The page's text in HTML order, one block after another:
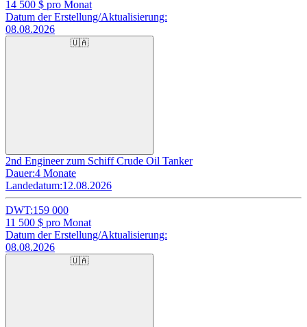
14 500 $ pro Monat
Datum der Erstellung/Aktualisierung:
08.08.2026
🇺🇦
2nd Engineer zum Schiff Crude Oil Tanker
Dauer:4 Monate
Landedatum:12.08.2026
DWT:159 000
11 500 $ pro Monat
Datum der Erstellung/Aktualisierung:
08.08.2026
🇺🇦